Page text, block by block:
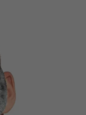
você.